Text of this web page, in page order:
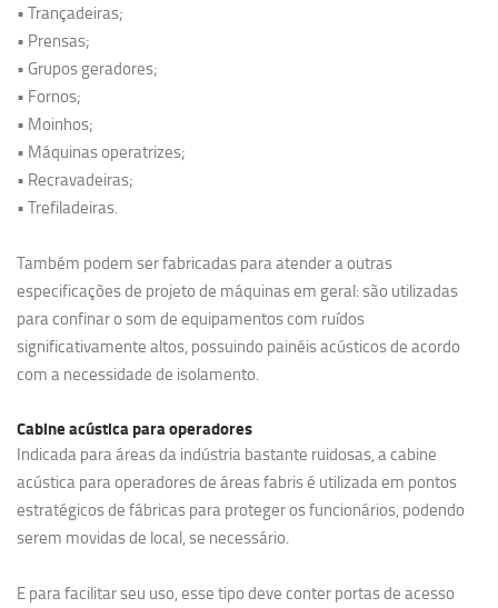
• Trançadeiras;
• Prensas;
• Grupos geradores;
• Fornos;
• Moinhos;
• Máquinas operatrizes;
• Recravadeiras;
• Trefiladeiras.
Também podem ser fabricadas para atender a outras
especificações de projeto de máquinas em geral: são utilizadas
para confinar o som de equipamentos com ruídos
significativamente altos, possuindo painéis acústicos de acordo
com a necessidade de isolamento.
Cabine acústica para operadores
Indicada para áreas da indústria bastante ruidosas, a cabine
acústica para operadores de áreas fabris é utilizada em pontos
estratégicos de fábricas para proteger os funcionários, podendo
serem movidas de local, se necessário.
E para facilitar seu uso, esse tipo deve conter portas de acesso